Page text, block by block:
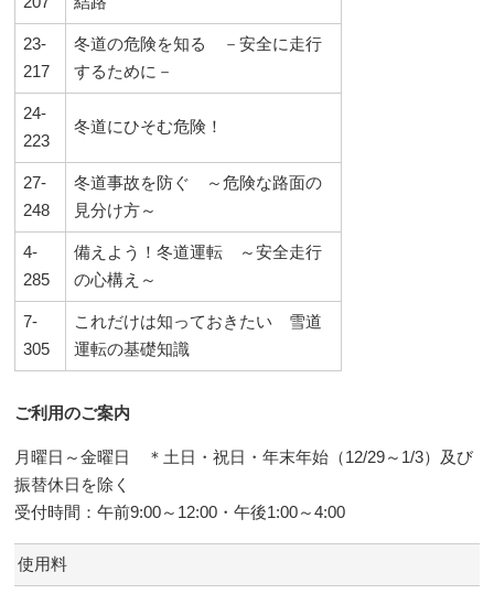
23-
217
冬道の危険を知る －安全に走行
するために－
24-
223
冬道にひそむ危険！
27-
248
冬道事故を防ぐ ～危険な路面の
見分け方～
4-
285
備えよう！冬道運転 ～安全走行
の心構え～
7-
305
これだけは知っておきたい 雪道
運転の基礎知識
ご利用のご案内
月曜日～金曜日 ＊土日・祝日・年末年始（12/29～1/3）及び
振替休日を除く
受付時間：午前9:00～12:00・午後1:00～4:00
使用料